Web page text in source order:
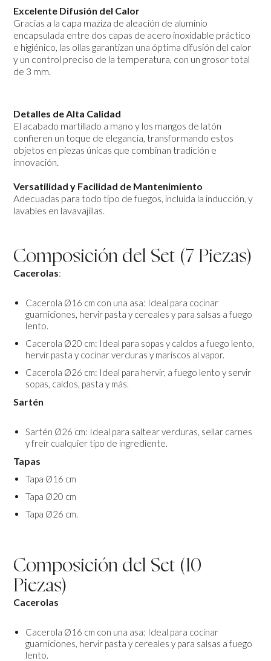
Excelente Difusión del Calor
Gracias a la capa maziza de aleación de aluminio
encapsulada entre dos capas de acero inoxidable práctico
e higiénico, las ollas garantizan una óptima difusión del calor
y un control preciso de la temperatura, con un grosor total
de 3 mm.
Detalles de Alta Calidad
El acabado martillado a mano y los mangos de latón
confieren un toque de elegancia, transformando estos
objetos en piezas únicas que combinan tradición e
innovación.
Versatilidad y Facilidad de Mantenimiento
Adecuadas para todo tipo de fuegos, incluida la inducción, y
lavables en lavavajillas.
Composición del Set (7 Piezas)
Cacerolas:
Cacerola Ø16 cm con una asa: Ideal para cocinar
guarniciones, hervir pasta y cereales y para salsas a fuego
lento.
Cacerola Ø20 cm: Ideal para sopas y caldos a fuego lento,
hervir pasta y cocinar verduras y mariscos al vapor.
Cacerola Ø26 cm: Ideal para hervir, a fuego lento y servir
sopas, caldos, pasta y más.
Sartén
Sartén Ø26 cm: Ideal para saltear verduras, sellar carnes
y freír cualquier tipo de ingrediente.
Tapas
Tapa Ø16 cm
Tapa Ø20 cm
Tapa Ø26 cm.
Composición del Set (10
Piezas)
Cacerolas
Cacerola Ø16 cm con una asa: Ideal para cocinar
guarniciones, hervir pasta y cereales y para salsas a fuego
lento.